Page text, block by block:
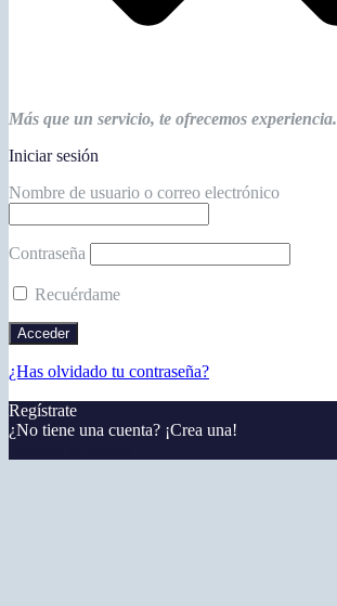
Más que un servicio, te ofrecemos experiencia.
Iniciar sesión
Nombre de usuario o correo electrónico
Contraseña
Recuérdame
¿Has olvidado tu contraseña?
Regístrate
¿No tiene una cuenta? ¡Crea una!